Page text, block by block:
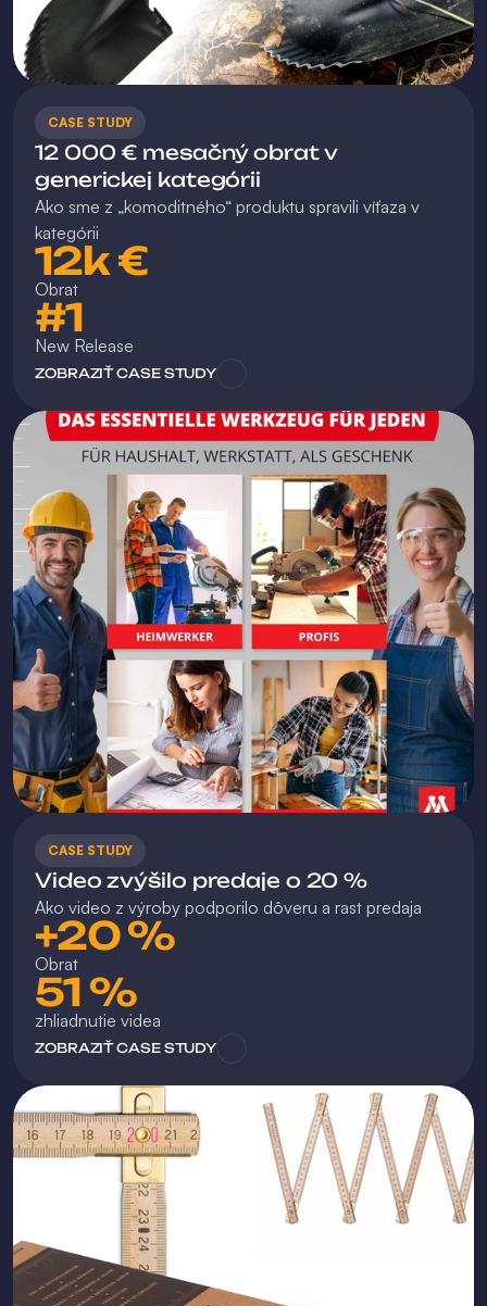
CASE STUDY
12 000 € mesačný obrat v
generickej kategórii
Ako sme z „komoditného“ produktu spravili víťaza v
kategórii
12k €
Obrat
#1
New Release
ZOBRAZIŤ CASE STUDY
CASE STUDY
Video zvýšilo predaje o 20 %
Ako video z výroby podporilo dôveru a rast predaja
+20 %
Obrat
51 %
zhliadnutie videa
ZOBRAZIŤ CASE STUDY